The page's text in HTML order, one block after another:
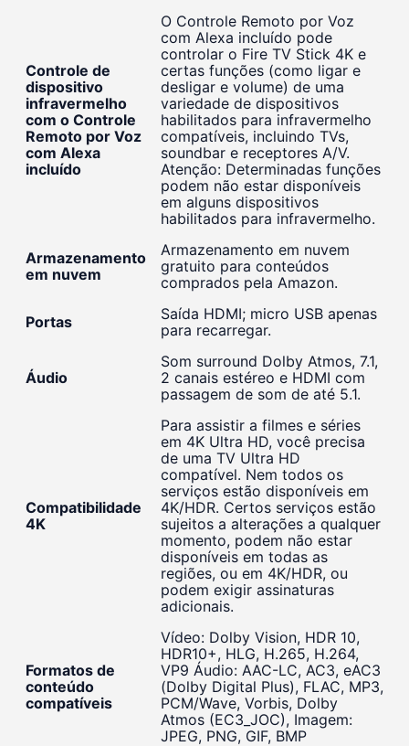
Controle de
dispositivo
infravermelho
com o Controle
Remoto por Voz
com Alexa
incluído
O Controle Remoto por Voz
com Alexa incluído pode
controlar o Fire TV Stick 4K e
certas funções (como ligar e
desligar e volume) de uma
variedade de dispositivos
habilitados para infravermelho
compatíveis, incluindo TVs,
soundbar e receptores A/V.
Atenção: Determinadas funções
podem não estar disponíveis
em alguns dispositivos
habilitados para infravermelho.
Armazenamento
em nuvem
Armazenamento em nuvem
gratuito para conteúdos
comprados pela Amazon.
Portas
Saída HDMI; micro USB apenas
para recarregar.
Áudio
Som surround Dolby Atmos, 7.1,
2 canais estéreo e HDMI com
passagem de som de até 5.1.
Compatibilidade
4K
Para assistir a filmes e séries
em 4K Ultra HD, você precisa
de uma TV Ultra HD
compatível. Nem todos os
serviços estão disponíveis em
4K/HDR. Certos serviços estão
sujeitos a alterações a qualquer
momento, podem não estar
disponíveis em todas as
regiões, ou em 4K/HDR, ou
podem exigir assinaturas
adicionais.
Formatos de
conteúdo
compatíveis
Vídeo: Dolby Vision, HDR 10,
HDR10+, HLG, H.265, H.264,
VP9 Áudio: AAC-LC, AC3, eAC3
(Dolby Digital Plus), FLAC, MP3,
PCM/Wave, Vorbis, Dolby
Atmos (EC3_JOC), Imagem:
JPEG, PNG, GIF, BMP